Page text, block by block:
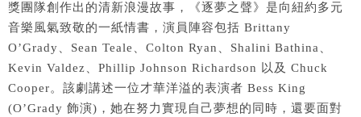
獎團隊創作出的清新浪漫故事，《逐夢之聲》是向紐約多元
音樂風氣致敬的一紙情書，演員陣容包括 Brittany
O’Grady、Sean Teale、Colton Ryan、Shalini Bathina、
Kevin Valdez、Phillip Johnson Richardson 以及 Chuck
Cooper。該劇講述一位才華洋溢的表演者 Bess King
(O’Grady 飾演)，她在努力實現自己夢想的同時，還要面對